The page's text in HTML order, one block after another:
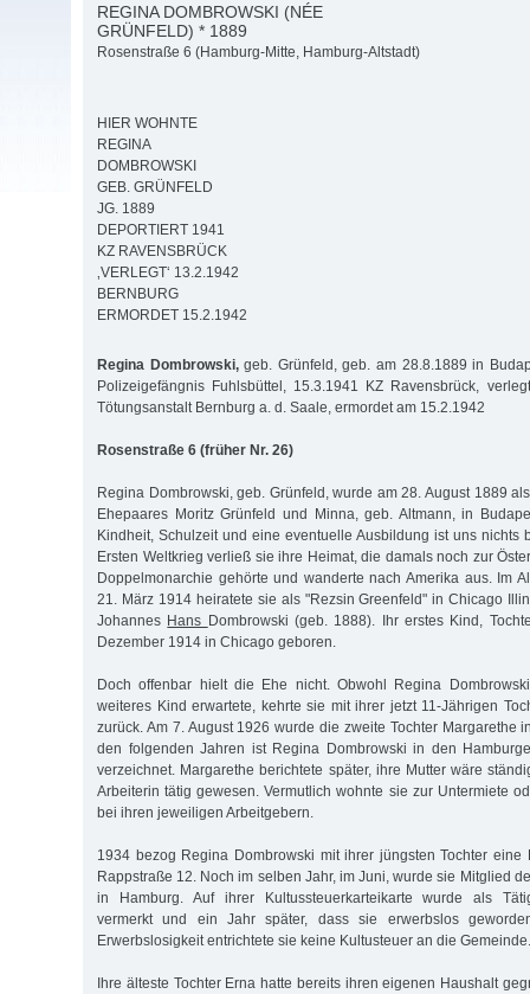
REGINA DOMBROWSKI (NÉE
GRÜNFELD) * 1889
Rosenstraße 6 (Hamburg-Mitte, Hamburg-Altstadt)
HIER WOHNTE
REGINA
DOMBROWSKI
GEB. GRÜNFELD
JG. 1889
DEPORTIERT 1941
KZ RAVENSBRÜCK
‚VERLEGT‘ 13.2.1942
BERNBURG
ERMORDET 15.2.1942
Regina Dombrowski,geb. Grünfeld, geb. am 28.8.1889 in
Polizeigefängnis Fuhlsbüttel, 15.3.1941 KZ Ravensbrück,
Tötungsanstalt Bernburg a. d. Saale, ermordet am 15.2.1942
Rosenstraße 6 (früher Nr. 26)
Regina Dombrowski, geb. Grünfeld, wurde am 28. August 1889
Ehepaares Moritz Grünfeld und Minna, geb. Altmann, in
Kindheit, Schulzeit und eine eventuelle Ausbildung ist uns nichts
Ersten Weltkrieg verließ sie ihre Heimat, die damals noch zur
Doppelmonarchie gehörte und wanderte nach Amerika aus. Im
21. März 1914 heiratete sie als "Rezsin Greenfeld" in Chicago
Johannes Hans Dombrowski (geb. 1888). Ihr erstes Kind,
Dezember 1914 in Chicago geboren.
Doch offenbar hielt die Ehe nicht. Obwohl Regina
weiteres Kind erwartete, kehrte sie mit ihrer jetzt 11-Jährigen
zurück. Am 7. August 1926 wurde die zweite Tochter Margarethe
den folgenden Jahren ist Regina Dombrowski in den
verzeichnet. Margarethe berichtete später, ihre Mutter wäre
Arbeiterin tätig gewesen. Vermutlich wohnte sie zur Untermiete
bei ihren jeweiligen Arbeitgebern.
1934 bezog Regina Dombrowski mit ihrer jüngsten Tochter eine
Rappstraße 12. Noch im selben Jahr, im Juni, wurde sie Mitglied
in Hamburg. Auf ihrer Kultussteuerkarteikarte wurde als
vermerkt und ein Jahr später, dass sie erwerbslos
Erwerbslosigkeit entrichtete sie keine Kultusteuer an die Gemeinde.
Ihre älteste Tochter Erna hatte bereits ihren eigenen Haushalt